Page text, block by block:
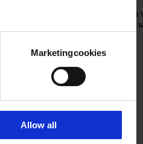
Marketingcookies
Allow all
communicatieadviseur. Het
voor de buurt en kunnen